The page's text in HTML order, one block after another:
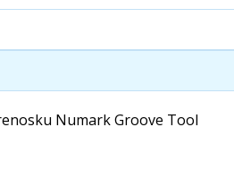
Numark Groove Tool